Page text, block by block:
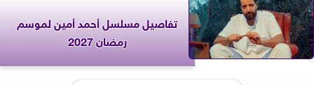
تفاصيل مسلسل أحمد أمين لموسم
رمضان 2027